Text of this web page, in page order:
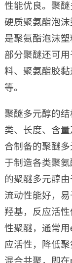
性能优良。聚
硬质聚氨酯泡沫
是聚氨酯泡沫塑
部分聚醚还可
料、聚氨酯胶黏
等。
聚醚多元醇的
类、长度、含
合制备的聚醚
于制造各类聚
的聚醚多元醇
流动性能好，
羟基，反应活
性聚醚，通常
应活性，降低